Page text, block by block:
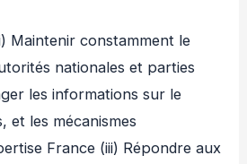
Maintenir constamment le
nationales et parties
les informations sur le
et les mécanismes
France (iii) Répondre aux